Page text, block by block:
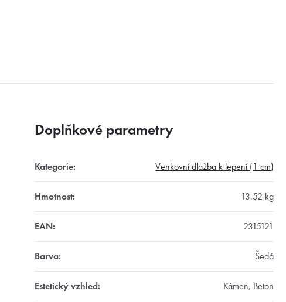
Doplňkové parametry
Kategorie: Venkovní dlažba k lepení (1 cm)
Hmotnost: 13.52 kg
EAN: 2315121
Barva: Šedá
Estetický vzhled: Kámen, Beton